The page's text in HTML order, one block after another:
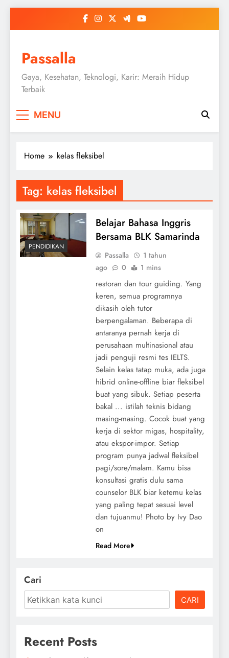
Passalla
Gaya, Kesehatan, Teknologi, Karir: Meraih Hidup
Terbaik
MENU
Home kelas fleksibel
Tag: kelas fleksibel
PENDIDIKAN
Belajar Bahasa Inggris
Bersama BLK Samarinda
Passalla
1 tahun
ago
0 1 mins
restoran dan tour guiding. Yang
keren, semua programnya
dikasih oleh tutor
berpengalaman. Beberapa di
antaranya pernah kerja di
perusahaan multinasional atau
jadi penguji resmi tes IELTS.
Selain kelas tatap muka, ada juga
hibrid online-offline biar fleksibel
buat yang sibuk. Setiap peserta
bakal ... istilah teknis bidang
masing-masing. Cocok buat yang
kerja di sektor migas, hospitality,
atau ekspor-impor. Setiap
program punya jadwal fleksibel
pagi/sore/malam. Kamu bisa
konsultasi gratis dulu sama
counselor BLK biar ketemu kelas
yang paling tepat sesuai level
dan tujuanmu! Photo by Ivy Dao
on
Read More
Cari
CARI
Recent Posts